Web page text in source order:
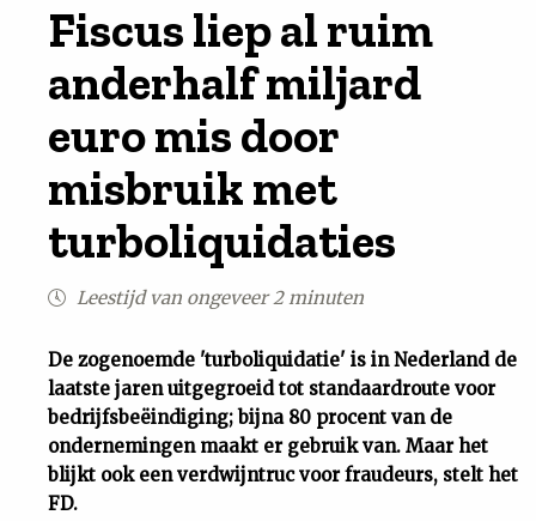
Achtergrond
Uit
Feiten
Cijfers
Tuchtrecht
Fiscus liep al ruim
anderhalf miljard
euro mis door
misbruik met
turboliquidaties
Leestijd van ongeveer 2 minuten
De zogenoemde 'turboliquidatie' is in Nederland de
laatste jaren uitgegroeid tot standaardroute voor
bedrijfsbeëindiging; bijna 80 procent van de
ondernemingen maakt er gebruik van. Maar het
blijkt ook een verdwijntruc voor fraudeurs, stelt het
FD.